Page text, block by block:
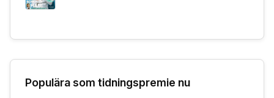
Populära som tidningspremie nu